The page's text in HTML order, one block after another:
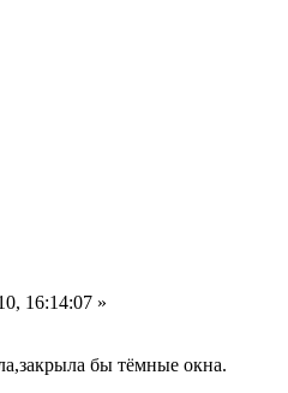
16:14:07 »
бы тёмные окна.